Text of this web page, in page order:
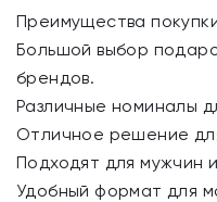
Преимущества
Большой выбор
брендов.
Различные номиналы
Отличное решение
Подходят для мужчин
Удобный формат для